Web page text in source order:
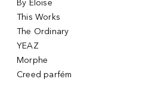
By Eloise
This Works
The Ordinary
YEAZ
Morphe
Creed parfém